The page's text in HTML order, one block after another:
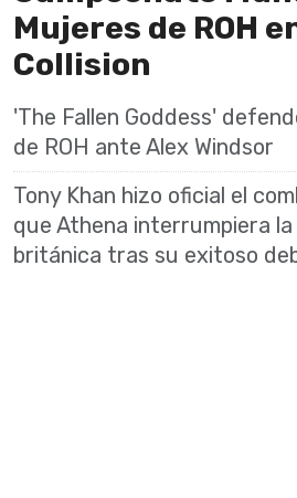
Mujeres de ROH
Collision
'The Fallen Goddess'
de ROH ante Alex Windsor
Tony Khan hizo oficial el
que Athena interrumpiera
británica tras su exitoso